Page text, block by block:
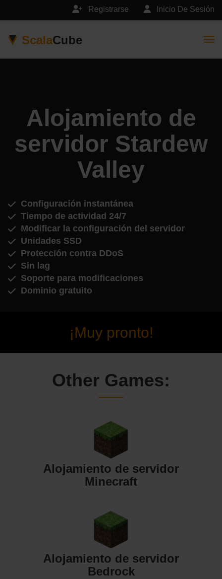
Inicio De Sesión
Registrarse
ScalaCube
Alojamiento de
servidor Stardew
Valley
Configuración instantánea
Tiempo de actividad 24/7
Modificar la configuración del servidor
Unidades SSD
Protección contra DDoS
Sin lag
Soporte para modificaciones
Dominio gratuito
¡Muy pronto!
Other Games:
Alojamiento de servidor
Minecraft
Alojamiento de servidor
Bedrock